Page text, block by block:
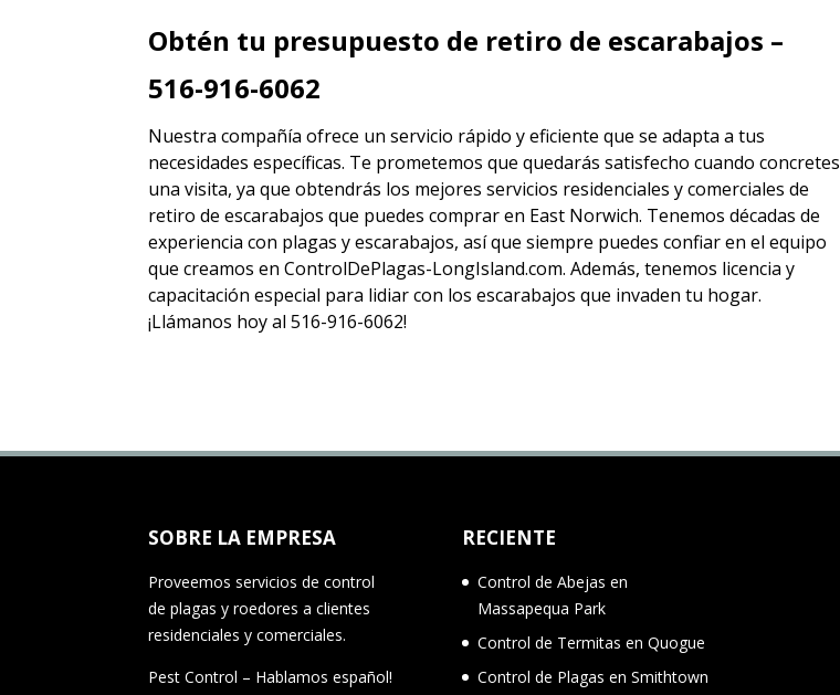
Obtén tu presupuesto de retiro de escarabajos –
516-916-6062
Nuestra compañía ofrece un servicio rápido y eficiente que se adapta a tus
necesidades específicas. Te prometemos que quedarás satisfecho cuando concretes
una visita, ya que obtendrás los mejoresservicios residenciales y comerciales de
retiro de escarabajos que puedes comprar en East Norwich. Tenemos décadas de
experiencia con plagas y escarabajos, así que siempre puedesconfiar en el equipo
que creamos en ControlDePlagas-LongIsland.com. Además, tenemos licencia y
capacitación especial para lidiar con los escarabajos que invaden tu hogar.
¡Llámanos hoy al 516-916-6062!
SOBRE LA EMPRESA
Proveemos servicios de control
de plagas y roedores a clientes
residenciales y comerciales.
Pest Control – Hablamos español!
RECIENTE
Control de Abejas en
Massapequa Park
Control de Termitas en Quogue
Control de Plagas en Smithtown